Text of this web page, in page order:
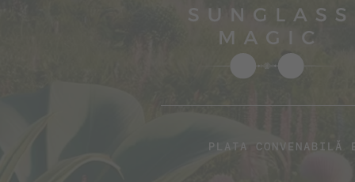
PLATA